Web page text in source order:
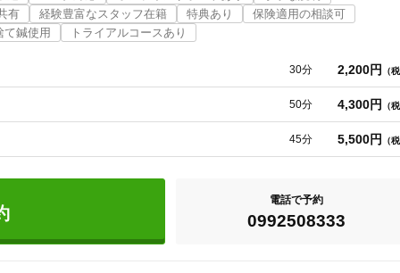
にご相談ください♪
です。
有
経験豊富なスタッフ在籍 特典あり
保険適用の相談可
て鍼使用
トライアルコースあり
30分 2,200円 （
50分 4,300円 （
45分 5,500円 （
電話で予約
0992508333